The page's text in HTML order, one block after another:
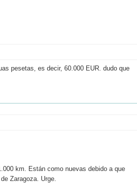
pesetas, es decir, 60.000 EUR. dudo que
km. Están como nuevas debido a que
Zaragoza. Urge.